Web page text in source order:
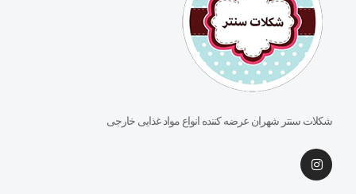
شکلات سنتر شهران عرضه کننده انواع مواد غذایی خارجی